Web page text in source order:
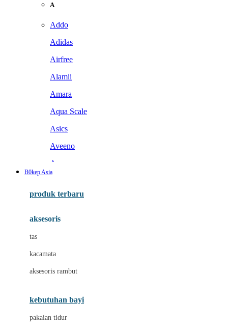
A
Addo
Adidas
Airfree
Alamii
Amara
Aqua Scale
Asics
Aveeno
Awan
Baabaasheepz
Baby Dove
Baby Jogger
B0kep Asia
produk terbaru
aksesoris
tas
kacamata
aksesoris rambut
kebutuhan bayi
pakaian tidur